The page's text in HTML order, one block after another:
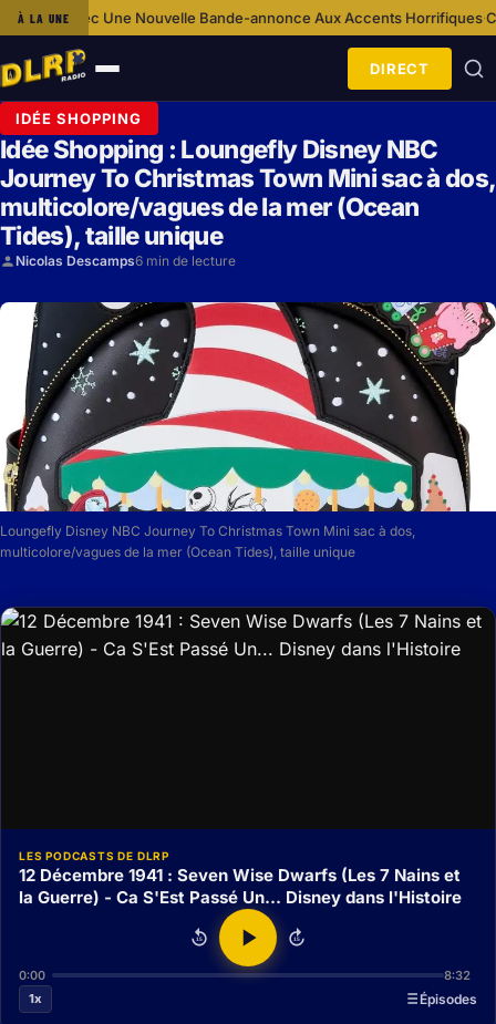
À LA UNE
annonce Aux Accents Horrifiques·Ca S’Est Passé Un… 12
Ouvrir
le
menu
DIRECT
IDÉE SHOPPING
Idée Shopping : Loungefly Disney NBC
Journey To Christmas Town Mini sac à dos,
multicolore/vagues de la mer (Ocean
Tides), taille unique
Nicolas Descamps6 min de lecture
Loungefly Disney NBC Journey To Christmas Town Mini sac à dos,
multicolore/vagues de la mer (Ocean Tides), taille unique
LES PODCASTS DE DLRP
12 Décembre 1941 : Seven Wise Dwarfs (Les 7 Nains et
la Guerre) - Ca S'Est Passé Un... Disney dans l'Histoire
15 15
0:00
8:32
1x
Épisodes